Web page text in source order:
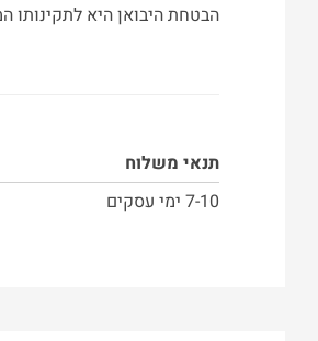
הבטחת היבואן היא לתקינותו
תנאי משלוח
7-10 ימי עסקים